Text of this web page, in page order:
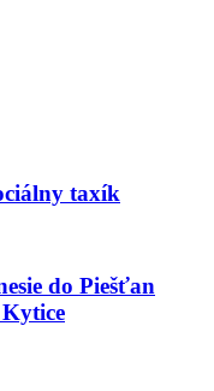
taxík
do Piešťan